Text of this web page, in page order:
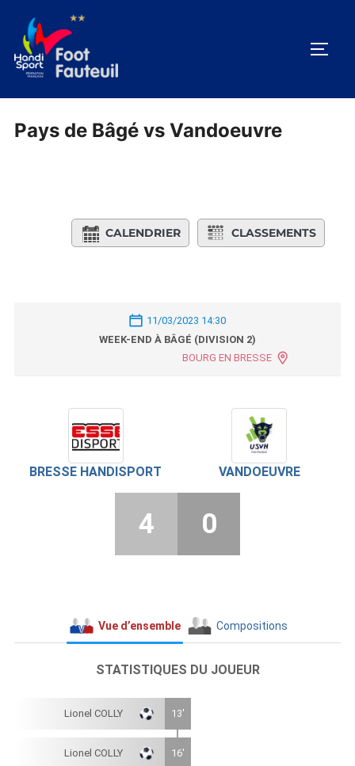
contenu
Pays de Bâgé vs Vandoeuvre
CALENDRIER CLASSEMENTS
11/03/2023 14:30
WEEK-END À BÂGÉ (DIVISION 2)
BOURG EN BRESSE
BRESSE HANDISPORT VANDOEUVRE
4 0
Vue d’ensemble Compositions
STATISTIQUES DU JOUEUR
Lionel COLLY 13'
Lionel COLLY 16'